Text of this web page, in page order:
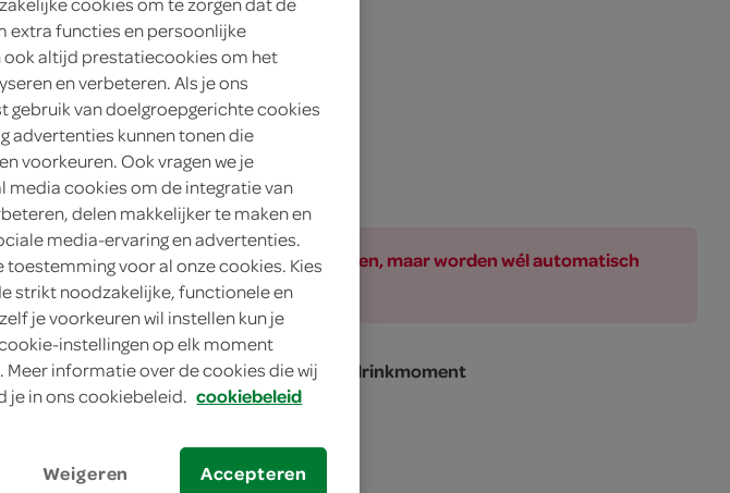
zijn niet zichtbaar bij de producten, maar worden wél automatisch
de winkelmand.
met volle fruitsmaak voor een fris drinkmoment
sap
fruitsuikers
extra functies en persoonlijke
ook altijd prestatiecookies om het
en verbeteren. Als je ons
gebruik van doelgroepgerichte cookies
advertenties kunnen tonen die
voorkeuren. Ook vragen we je
media cookies om de integratie van
delen makkelijker te maken en
media-ervaring en advertenties.
toestemming voor al onze cookies. Kies
strikt noodzakelijke, functionele en
je voorkeuren wil instellen kun je
instellingen op elk moment
informatie over de cookies die wij
je in ons cookiebeleid. cookiebeleid
Weigeren Accepteren